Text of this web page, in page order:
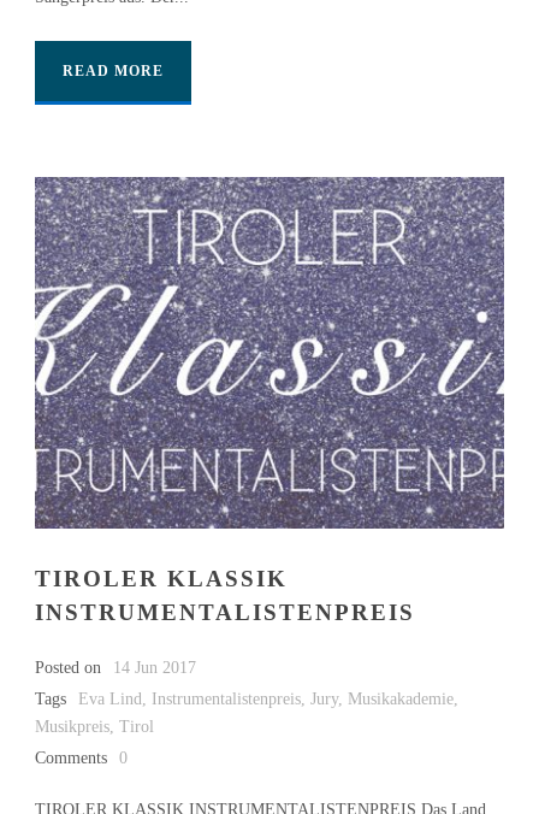
READ MORE
TIROLER KLASSIK
INSTRUMENTALISTENPREIS
Posted on
14 Jun 2017
Tags
Eva Lind, Instrumentalistenpreis, Jury, Musikakademie,
Musikpreis, Tirol
Comments
0
TIROLER KLASSIK INSTRUMENTALISTENPREIS Das Land